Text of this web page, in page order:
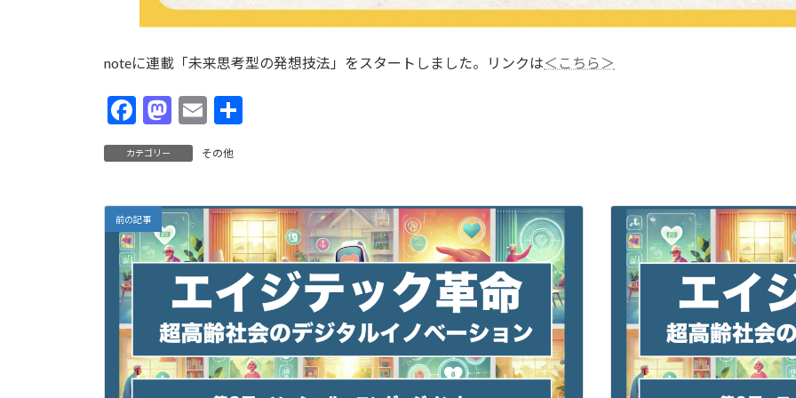
noteに連載「未来思考型の発想技法」をスタートしました。リンクは＜こちら＞
F
ac
e
o
o
M
as
to
o
n
E
ai
カテゴリー その他
前の記事